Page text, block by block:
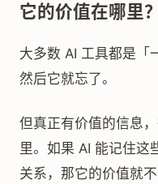
它的价值在哪里？
大多数 AI 工具都是「
然后它就忘了。
但真正有价值的信息
里。如果 AI 能记住这
关系，那它的价值就